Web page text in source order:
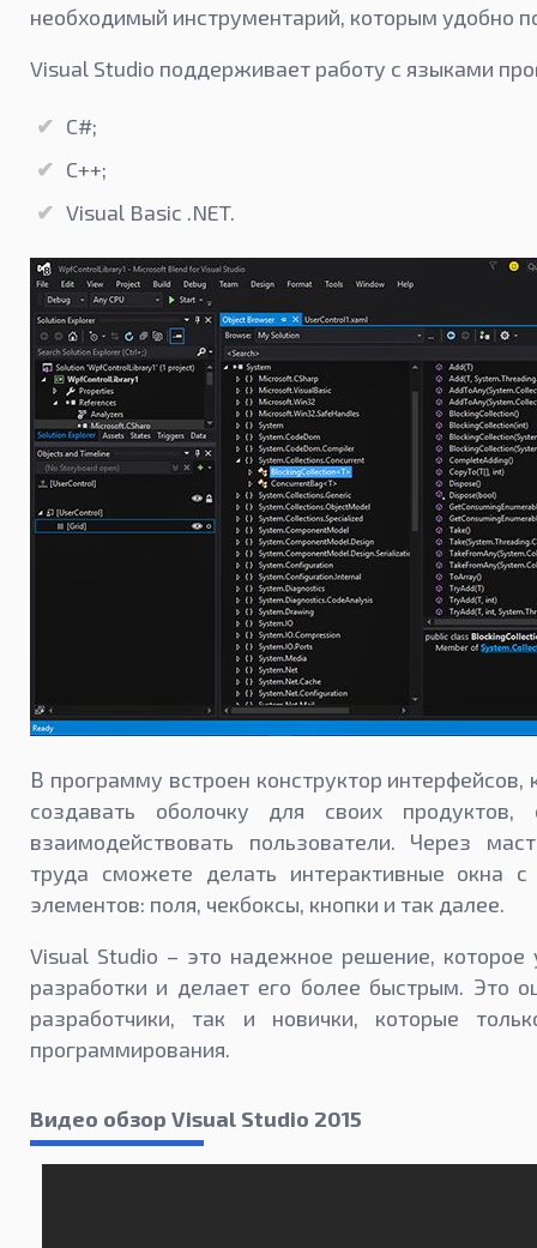
необходимый инструментарий, которым удобно
Visual Studio поддерживает работу с языками
C#;
C++;
Visual Basic .NET.
В программу встроен конструктор интерфейсов,
создавать оболочку для своих продуктов,
взаимодействовать пользователи. Через
труда сможете делать интерактивные окна
элементов: поля, чекбоксы, кнопки и так далее.
Visual Studio – это надежное решение, которое
разработки и делает его более быстрым. Это
разработчики, так и новички, которые
программирования.
Видео обзор Visual Studio 2015